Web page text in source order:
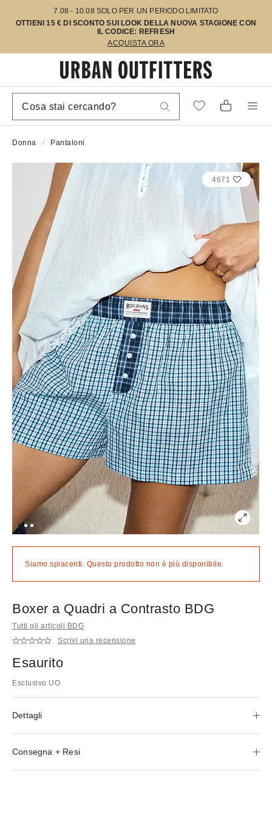
7.08 - 10.08 SOLO PER UN PERIODO LIMITATO
OTTIENI 15 € DI SCONTO SUI LOOK DELLA NUOVA STAGIONE CON
IL CODICE: REFRESH
ACQUISTA ORA
Donna Pantaloni
4671
Siamo spiacenti. Questo prodotto non è più disponibile.
Boxer a Quadri a Contrasto BDG
Tutti gli articoli BDG
Scrivi una recensione
Esaurito
Esclusivo UO
Dettagli
Consegna + Resi